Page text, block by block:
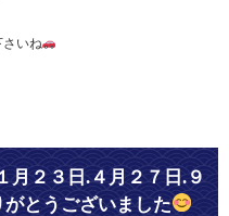
いね
月２３日.４月２７日.９
とうございました